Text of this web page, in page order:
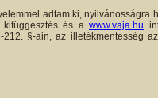
adtam ki, nyilvánosságra
kifüggesztés és a www.vaja.hu
§-ain, az illetékmentesség